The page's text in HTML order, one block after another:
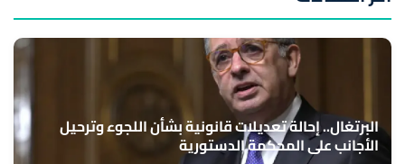
البرتغال.. إحالة تعديلات قانونية بشأن اللجوء وترحيل
الأجانب على المحكمة الدستورية